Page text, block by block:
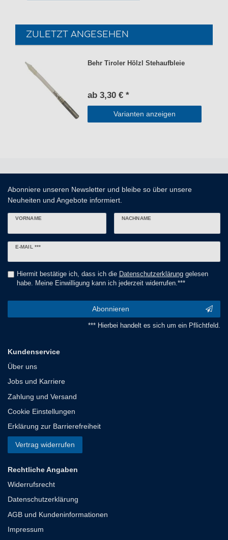
ZULETZT ANGESEHEN
Behr Tiroler Hölzl Stehaufbleie
ab 3,30 € *
Varianten anzeigen
Abonniere unseren Newsletter und bleibe so über unsere
Neuheiten und Angebote informiert.
VORNAME NACHNAME
E-MAIL ***
Newsletter
Hiermit bestätige ich, dass ich die Daten­schutz­erklärunggelesen
habe. Meine Einwilligung kann ich jederzeit widerrufen.***
Abonnieren
*** Hierbei handelt es sich um ein Pflichtfeld.
Kundenservice
Über uns
Jobs und Karriere
Zahlung und Versand
Cookie Einstellungen
Erklärung zur Barrierefreiheit
Vertrag widerrufen
Rechtliche Angaben
Widerrufsrecht
Datenschutzerklärung
AGB und Kundeninformationen
Impressum